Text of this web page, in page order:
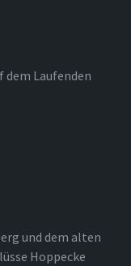
dem Laufenden
und dem alten
Hoppecke